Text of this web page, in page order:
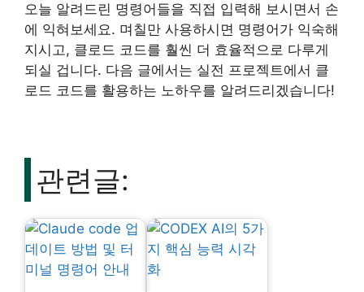
오늘 알려드린 명령어들을 직접 입력해 보시면서 손
에 익혀보세요. 며칠만 사용하시면 명령어가 익숙해
지시고, 클로드 코드를 훨씬 더 효율적으로 다루게
되실 겁니다. 다음 글에서는 실전 프로젝트에서 클
로드 코드를 활용하는 노하우를 알려드리겠습니다!
관련글: